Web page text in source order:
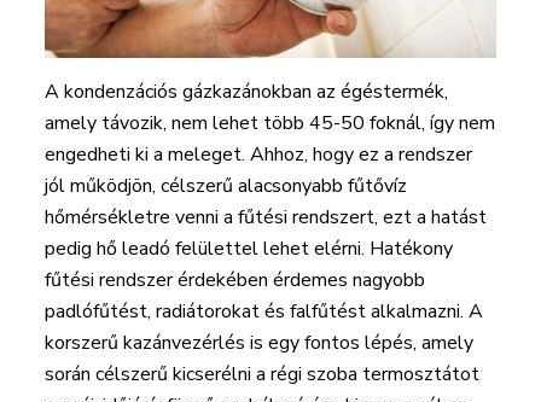
A kondenzációs gázkazánokban az égéstermék,
amely távozik, nem lehet több 45-50 foknál, így nem
engedheti ki a meleget. Ahhoz, hogy ez a rendszer
jól működjön, célszerű alacsonyabb fűtővíz
hőmérsékletre venni a fűtési rendszert, ezt a hatást
pedig hő leadó felülettel lehet elérni. Hatékony
fűtési rendszer érdekében érdemes nagyobb
padlófűtést, radiátorokat és falfűtést alkalmazni. A
korszerű kazánvezérlés is egy fontos lépés, amely
során célszerű kicserélni a régi szoba termosztátot